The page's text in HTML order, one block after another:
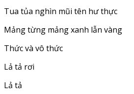
Tua tủa nghìn mũi tên hư thực
Mảng từng mảng xanh lẫn vàng
Thức và vô thức
Lả tả rơi
Lả tả